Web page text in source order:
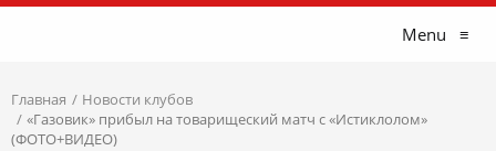
Menu ≡
Главная
Новости клубов
«Газовик» прибыл на товарищеский матч с «Истиклолом»
(ФОТО+ВИДЕО)